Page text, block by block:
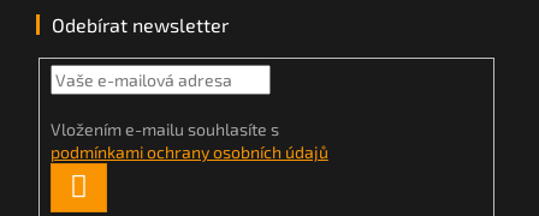
Odebírat newsletter
Vložením e-mailu souhlasíte s
podmínkami ochrany osobních údajů
SE